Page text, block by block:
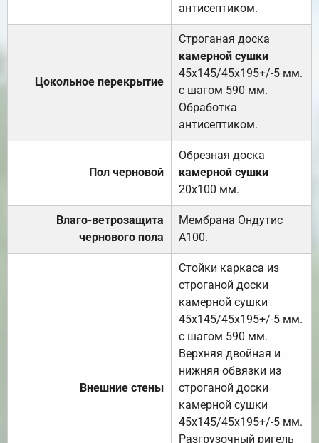
антисептиком.
Цокольное перекрытие
Строганая доска
камерной сушки
45х145/45х195+/-5 мм.
с шагом 590 мм.
Обработка
антисептиком.
Пол черновой
Обрезная доска
камерной сушки
20х100 мм.
Влаго-ветрозащита
чернового пола
Мембрана Ондутис
А100.
Внешние стены
Стойки каркаса из
строганой доски
камерной сушки
45х145/45х195+/-5 мм.
с шагом 590 мм.
Верхняя двойная и
нижняя обвязки из
строганой доски
камерной сушки
45х145/45х195+/-5 мм.
Разгрузочный ригель